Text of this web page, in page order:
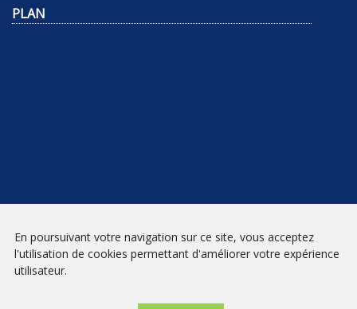
PLAN
NEWSLETTER
En poursuivant votre navigation sur ce site, vous acceptez
l'utilisation de cookies permettant d'améliorer votre expérience
utilisateur.